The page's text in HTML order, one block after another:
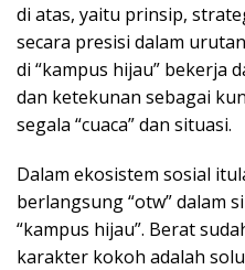
di atas, yaitu prinsip,
secara presisi dalam
di “kampus hijau” bekerja
dan ketekunan sebagai
segala “cuaca” dan situasi.
Dalam ekosistem sosial
berlangsung “otw” dalam
“kampus hijau”. Berat
karakter kokoh adalah